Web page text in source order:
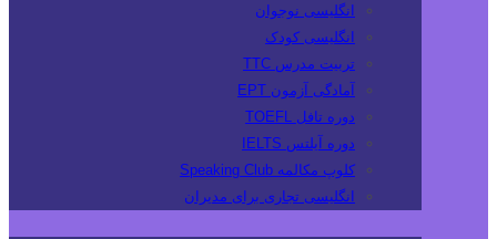
انگلیسی نوجوان
انگلیسی کودک
تربیت مدرس TTC
آمادگی آزمون EPT
دوره تافل TOEFL
دوره آیلتس IELTS
کلوپ مکالمه Speaking Club
انگلیسی تجاری برای مدیران